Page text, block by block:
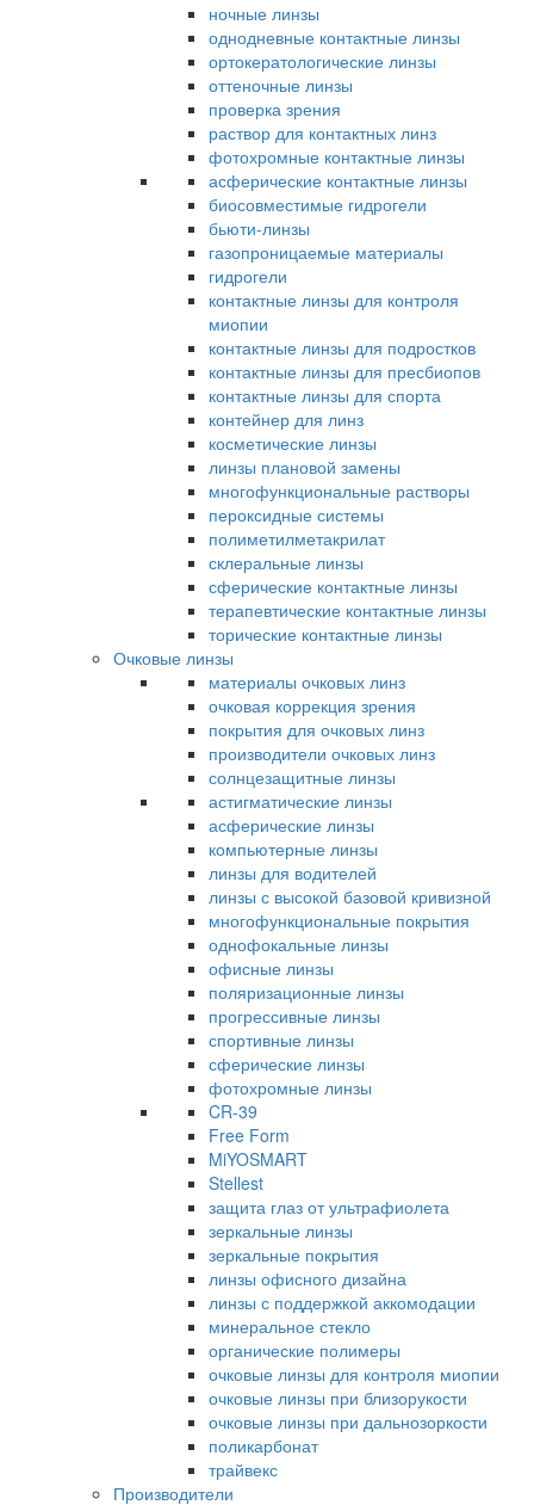
ночные линзы
однодневные контактные линзы
ортокератологические линзы
оттеночные линзы
проверка зрения
раствор для контактных линз
фотохромные контактные линзы
асферические контактные линзы
биосовместимые гидрогели
бьюти-линзы
газопроницаемые материалы
гидрогели
контактные линзы для контроля
миопии
контактные линзы для подростков
контактные линзы для пресбиопов
контактные линзы для спорта
контейнер для линз
косметические линзы
линзы плановой замены
многофункциональные растворы
пероксидные системы
полиметилметакрилат
склеральные линзы
сферические контактные линзы
терапевтические контактные линзы
торические контактные линзы
Очковые линзы
материалы очковых линз
очковая коррекция зрения
покрытия для очковых линз
производители очковых линз
солнцезащитные линзы
астигматические линзы
асферические линзы
компьютерные линзы
линзы для водителей
линзы с высокой базовой кривизной
многофункциональные покрытия
однофокальные линзы
офисные линзы
поляризационные линзы
прогрессивные линзы
спортивные линзы
сферические линзы
фотохромные линзы
CR-39
Free Form
MiYOSMART
Stellest
защита глаз от ультрафиолета
зеркальные линзы
зеркальные покрытия
линзы офисного дизайна
линзы с поддержкой аккомодации
минеральное стекло
органические полимеры
очковые линзы для контроля миопии
очковые линзы при близорукости
очковые линзы при дальнозоркости
поликарбонат
трайвекс
Производители